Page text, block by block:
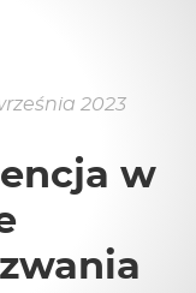
2023
w